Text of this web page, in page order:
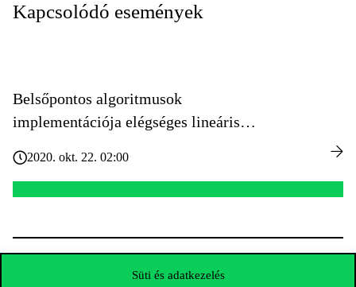
Süti és adatkezelés
Kapcsolódó események
Belsőpontos algoritmusok
implementációja elégséges lineáris
2020. okt. 22. 02:00
KAPCSOLÓDÓ ESEMÉNYEK